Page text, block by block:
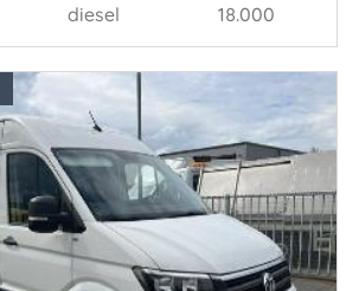
diesel 18.000